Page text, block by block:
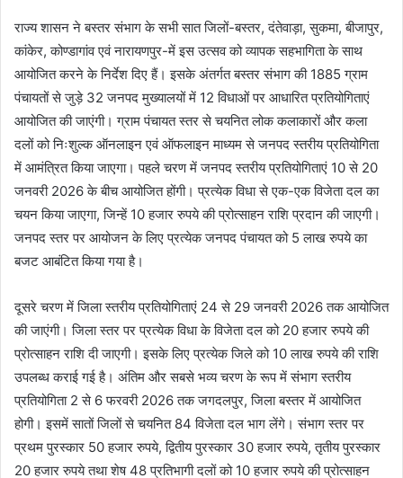
राज्य शासन ने बस्तर संभाग के सभी सात जिलों-बस्तर, दंतेवाड़ा, सुकमा, बीजापुर,
कांकेर, कोण्डागांव एवं नारायणपुर-में इस उत्सव को व्यापक सहभागिता के साथ
आयोजित करने के निर्देश दिए हैं। इसके अंतर्गत बस्तर संभाग की 1885 ग्राम
पंचायतों से जुड़े 32 जनपद मुख्यालयों में 12 विधाओं पर आधारित प्रतियोगिताएं
आयोजित की जाएंगी। ग्राम पंचायत स्तर से चयनित लोक कलाकारों और कला
दलों को निःशुल्क ऑनलाइन एवं ऑफलाइन माध्यम से जनपद स्तरीय प्रतियोगिता
में आमंत्रित किया जाएगा। पहले चरण में जनपद स्तरीय प्रतियोगिताएं 10 से 20
जनवरी 2026 के बीच आयोजित होंगी। प्रत्येक विधा से एक-एक विजेता दल का
चयन किया जाएगा, जिन्हें 10 हजार रुपये की प्रोत्साहन राशि प्रदान की जाएगी।
जनपद स्तर पर आयोजन के लिए प्रत्येक जनपद पंचायत को 5 लाख रुपये का
बजट आबंटित किया गया है।
दूसरे चरण में जिला स्तरीय प्रतियोगिताएं 24 से 29 जनवरी 2026 तक आयोजित
की जाएंगी। जिला स्तर पर प्रत्येक विधा के विजेता दल को 20 हजार रुपये की
प्रोत्साहन राशि दी जाएगी। इसके लिए प्रत्येक जिले को 10 लाख रुपये की राशि
उपलब्ध कराई गई है। अंतिम और सबसे भव्य चरण के रूप में संभाग स्तरीय
प्रतियोगिता 2 से 6 फरवरी 2026 तक जगदलपुर, जिला बस्तर में आयोजित
होगी। इसमें सातों जिलों से चयनित 84 विजेता दल भाग लेंगे। संभाग स्तर पर
प्रथम पुरस्कार 50 हजार रुपये, द्वितीय पुरस्कार 30 हजार रुपये, तृतीय पुरस्कार
20 हजार रुपये तथा शेष 48 प्रतिभागी दलों को 10 हजार रुपये की प्रोत्साहन